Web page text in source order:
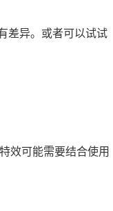
差异。或者可以试试
效可能需要结合使用